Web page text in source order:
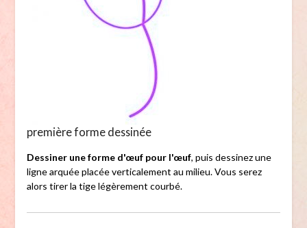
première forme dessinée
Dessiner une forme d'œuf pour l'œuf, puis dessinez une
ligne arquée placée verticalement au milieu. Vous serez
alors tirer la tige légèrement courbé.